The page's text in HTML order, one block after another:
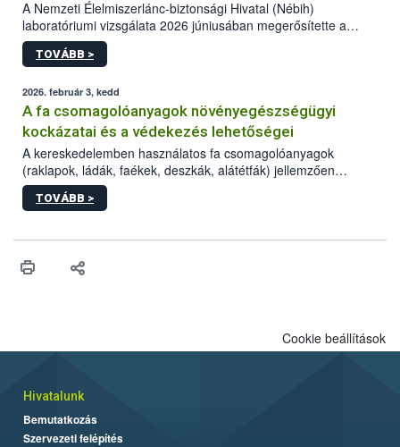
A Nemzeti Élelmiszerlánc-biztonsági Hivatal (Nébih)
laboratóriumi vizsgálata 2026 júniusában megerősítette a
kőrisrontó karcsúdíszbogár (Agrilus planipennis) jelenlétét
Beregsurány térségében.
TOVÁBB >
2026. február 3, kedd
A fa csomagolóanyagok növényegészségügyi
kockázatai és a védekezés lehetőségei
A kereskedelemben használatos fa csomagolóanyagok
(raklapok, ládák, faékek, deszkák, alátétfák) jellemzően
gyengébb minőségű, kezeletlen anyaga rejtekhelyet és
táplálékot biztosít a különféle károsítók számára. A globális
zárlati és kiemelt zárlati károsítók, majd az új területeken
veszteséget okozhatnak. Emiatt a faanyagokban megbújó
jelölés kötelező elemeinek ismerete segítséget jelent az
érintettek (pl. fuvarozók) számára.
TOVÁBB >
Cookie beállítások
Hivatalunk
Bemutatkozás
Szervezeti felépítés